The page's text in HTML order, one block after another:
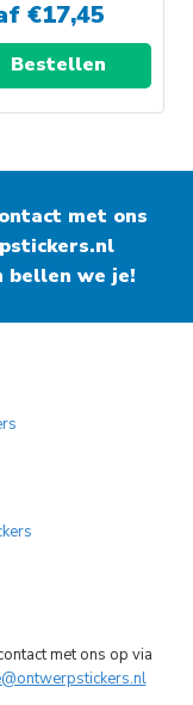
de
productpagina
€17,45
Bestellen
meerdere
variaties.
Deze
met ons
bellen we je!
met ons op via